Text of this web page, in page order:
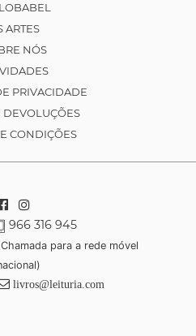
ARTES
NÓS
PRIVACIDADE
DEVOLUÇÕES
CONDIÇÕES
966 316 945
para a rede móvel
livros@leituria.com